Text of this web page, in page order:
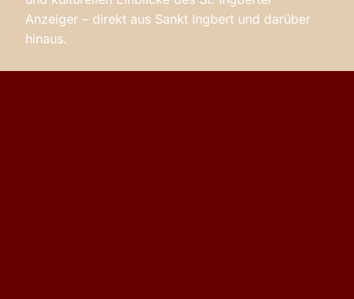
Anzeiger – direkt aus Sankt Ingbert und darüber
hinaus.